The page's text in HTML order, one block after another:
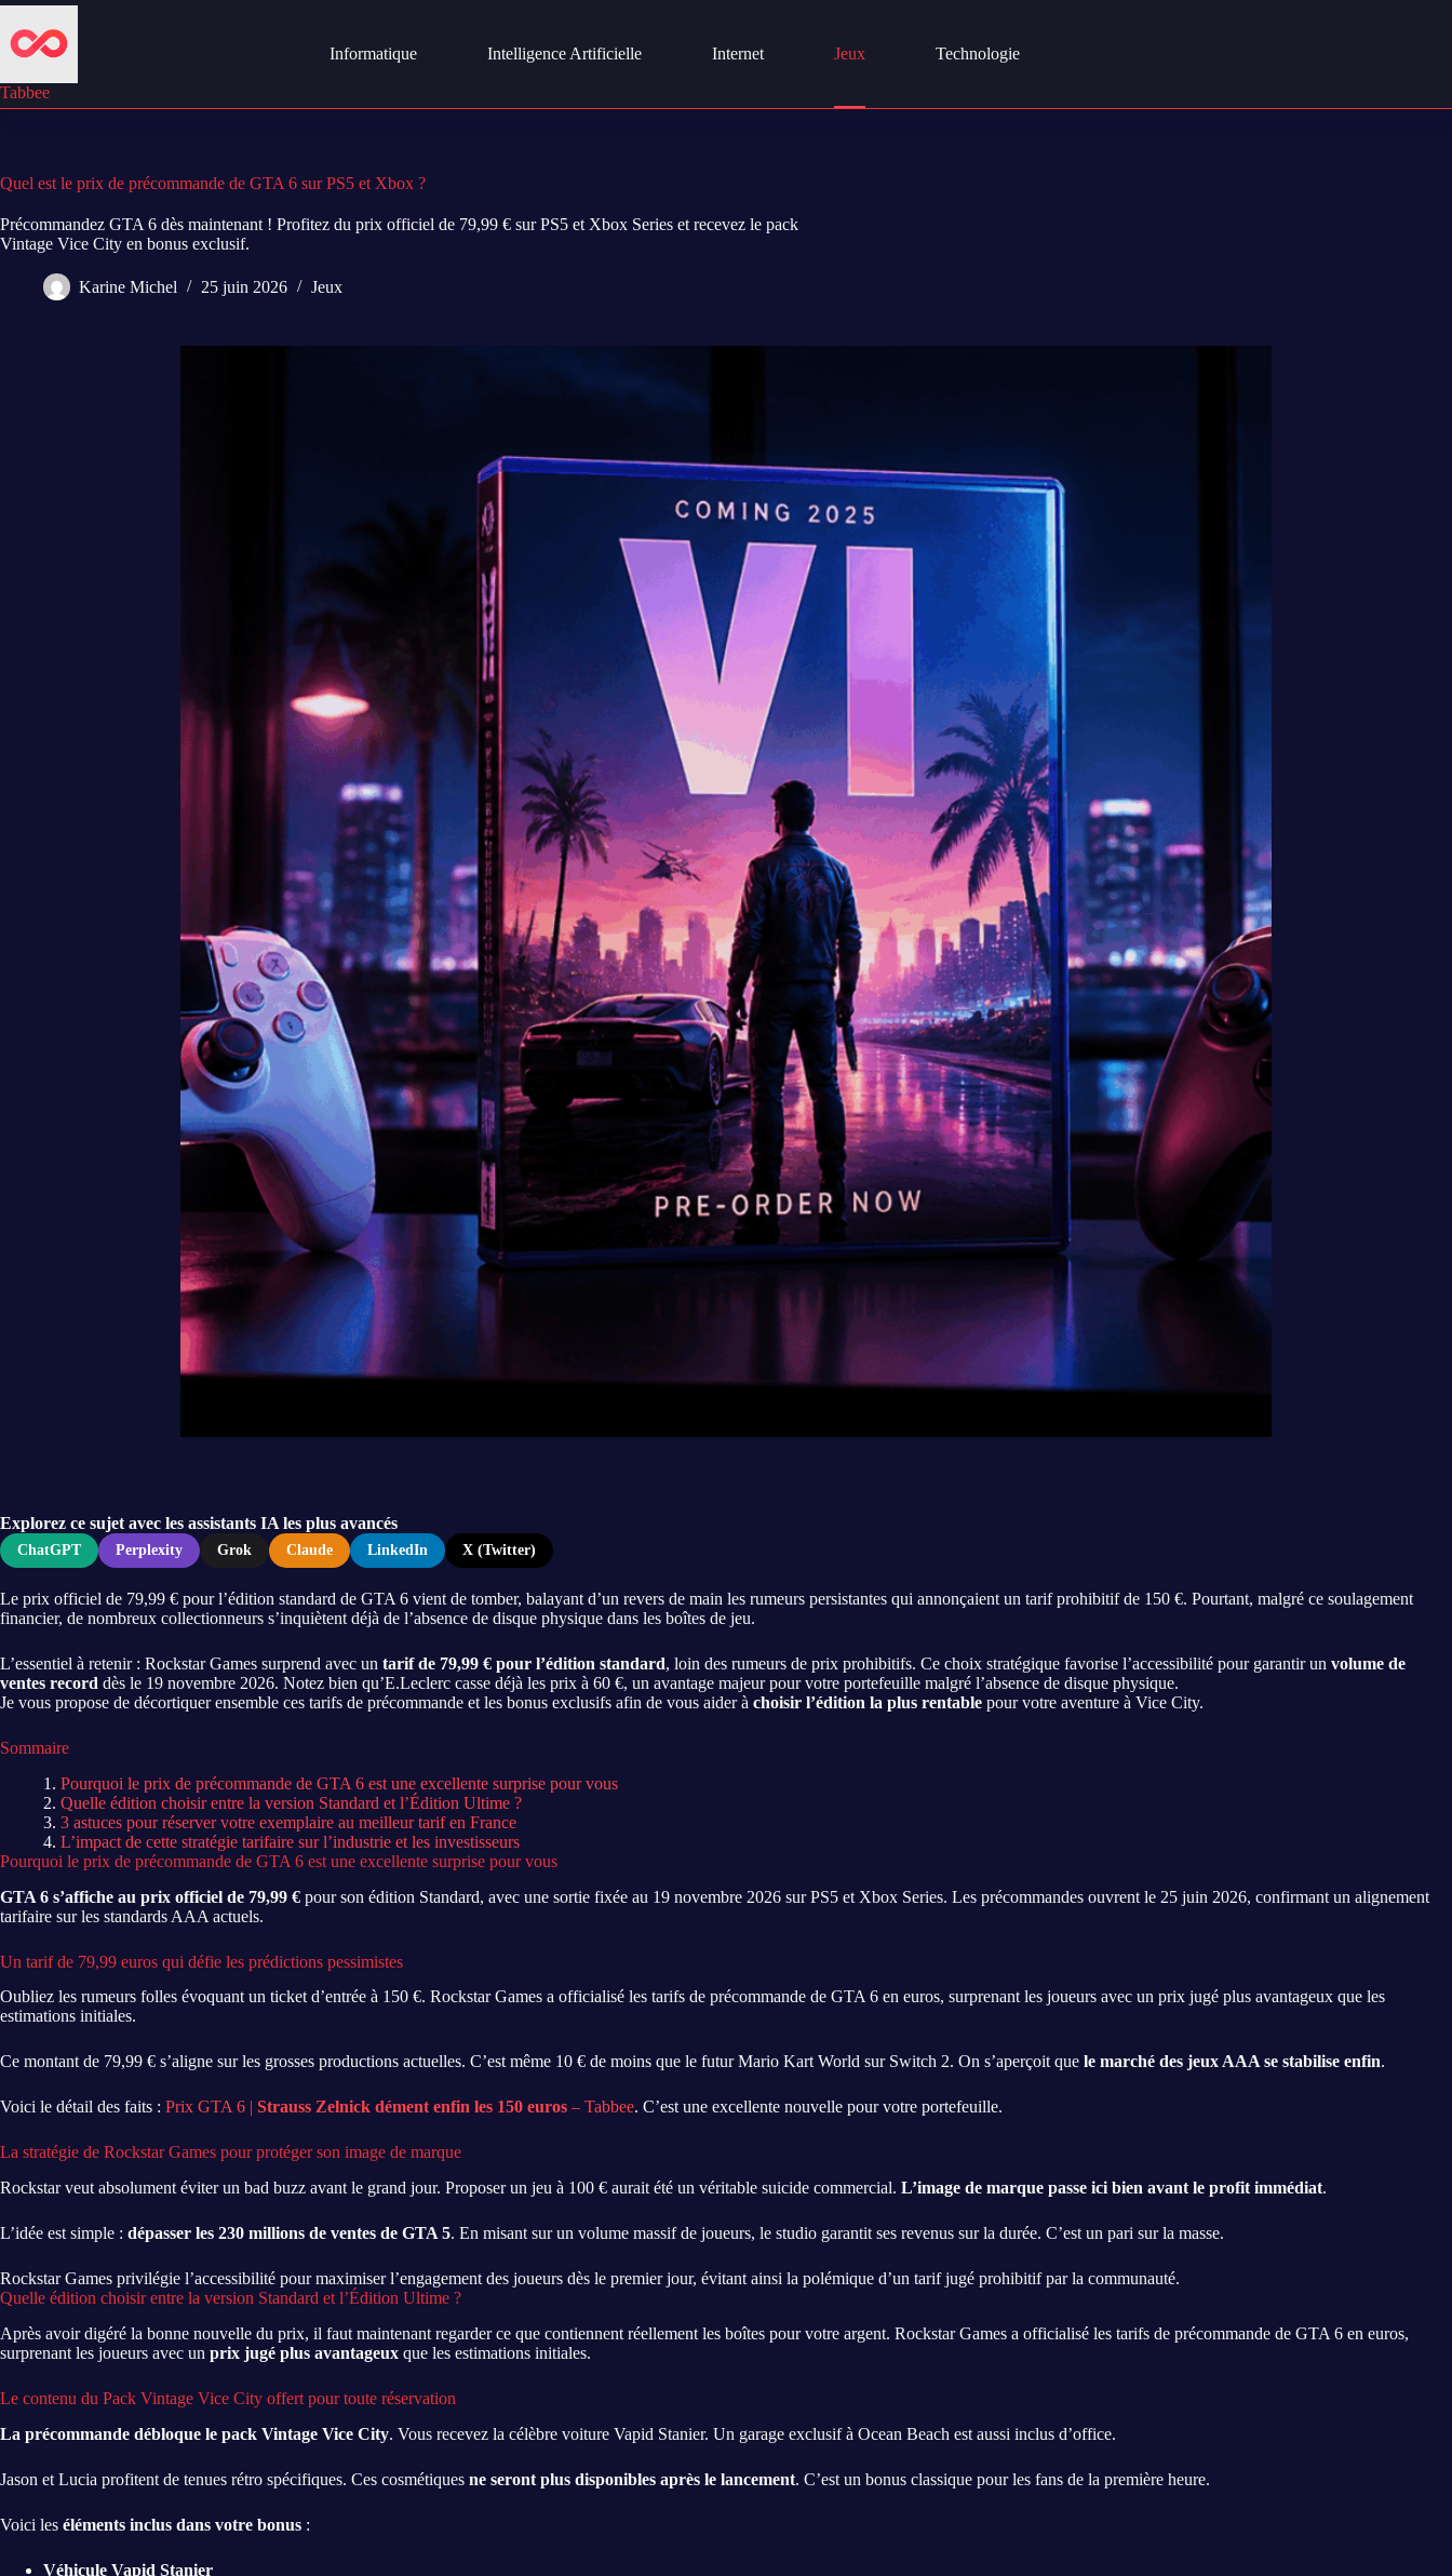
Passer
contenu
Tabbee
Informatique Intelligence Artificielle Internet Jeux Technologie
Quel est le prix de précommande de GTA 6 sur PS5 et Xbox ?
Précommandez GTA 6 dès maintenant ! Profitez du prix officiel de 79,99 € sur PS5 et Xbox Series et recevez le pack
Vintage Vice City en bonus exclusif.
Karine Michel 25 juin 2026 Jeux
Explorez ce sujet avec les assistants IA les plus avancés
ChatGPT Perplexity Grok Claude LinkedIn X (Twitter)
Le prix officiel de 79,99 € pour l’édition standard de GTA 6 vient de tomber, balayant d’un revers de main les rumeurs persistantes qui annonçaient un tarif prohibitif de 150 €. Pourtant, malgré ce soulagement
financier, de nombreux collectionneurs s’inquiètent déjà de l’absence de disque physique dans les boîtes de jeu.
L’essentiel à retenir : Rockstar Games surprend avec un tarif de 79,99 € pour l’édition standard, loin des rumeurs de prix prohibitifs. Ce choix stratégique favorise l’accessibilité pour garantir un volume de
ventes record dès le 19 novembre 2026. Notez bien qu’E.Leclerc casse déjà les prix à 60 €, un avantage majeur pour votre portefeuille malgré l’absence de disque physique.
Je vous propose de décortiquer ensemble ces tarifs de précommande et les bonus exclusifs afin de vous aider à choisir l’édition la plus rentable pour votre aventure à Vice City.
Sommaire
Pourquoi le prix de précommande de GTA 6 est une excellente surprise pour vous
Quelle édition choisir entre la version Standard et l’Édition Ultime ?
3 astuces pour réserver votre exemplaire au meilleur tarif en France
L’impact de cette stratégie tarifaire sur l’industrie et les investisseurs
Pourquoi le prix de précommande de GTA 6 est une excellente surprise pour vous
GTA 6 s’affiche au prix officiel de 79,99 € pour son édition Standard, avec une sortie fixée au 19 novembre 2026 sur PS5 et Xbox Series. Les précommandes ouvrent le 25 juin 2026, confirmant un alignement
tarifaire sur les standards AAA actuels.
Un tarif de 79,99 euros qui défie les prédictions pessimistes
Oubliez les rumeurs folles évoquant un ticket d’entrée à 150 €. Rockstar Games a officialisé les tarifs de précommande de GTA 6 en euros, surprenant les joueurs avec un prix jugé plus avantageux que les
estimations initiales.
Ce montant de 79,99 € s’aligne sur les grosses productions actuelles. C’est même 10 € de moins que le futur Mario Kart World sur Switch 2. On s’aperçoit que le marché des jeux AAA se stabilise enfin.
Voici le détail des faits : Prix GTA 6 | Strauss Zelnick dément enfin les 150 euros – Tabbee. C’est une excellente nouvelle pour votre portefeuille.
La stratégie de Rockstar Games pour protéger son image de marque
Rockstar veut absolument éviter un bad buzz avant le grand jour. Proposer un jeu à 100 € aurait été un véritable suicide commercial. L’image de marque passe ici bien avant le profit immédiat.
L’idée est simple : dépasser les 230 millions de ventes de GTA 5. En misant sur un volume massif de joueurs, le studio garantit ses revenus sur la durée. C’est un pari sur la masse.
Rockstar Games privilégie l’accessibilité pour maximiser l’engagement des joueurs dès le premier jour, évitant ainsi la polémique d’un tarif jugé prohibitif par la communauté.
Quelle édition choisir entre la version Standard et l’Édition Ultime ?
Après avoir digéré la bonne nouvelle du prix, il faut maintenant regarder ce que contiennent réellement les boîtes pour votre argent. Rockstar Games a officialisé les tarifs de précommande de GTA 6 en euros,
surprenant les joueurs avec un prix jugé plus avantageux que les estimations initiales.
Le contenu du Pack Vintage Vice City offert pour toute réservation
La précommande débloque le pack Vintage Vice City. Vous recevez la célèbre voiture Vapid Stanier. Un garage exclusif à Ocean Beach est aussi inclus d’office.
Jason et Lucia profitent de tenues rétro spécifiques. Ces cosmétiques ne seront plus disponibles après le lancement. C’est un bonus classique pour les fans de la première heure.
Voici les éléments inclus dans votre bonus :
Véhicule Vapid Stanier